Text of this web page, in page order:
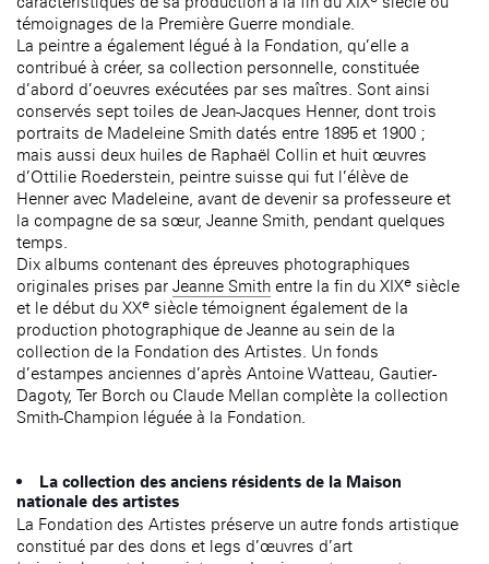
témoignages de la Première Guerre mondiale.
La peintre a également légué à la Fondation, qu’elle a
contribué à créer, sa collection personnelle, constituée
d’abord d’oeuvres exécutées par ses maîtres. Sont ainsi
conservés sept toiles de Jean-Jacques Henner, dont trois
portraits de Madeleine Smith datés entre 1895 et 1900 ;
mais aussi deux huiles de Raphaël Collin et huit œuvres
d’Ottilie Roederstein, peintre suisse qui fut l’élève de
Henner avec Madeleine, avant de devenir sa professeure et
la compagne de sa sœur, Jeanne Smith, pendant quelques
temps.
Dix albums contenant des épreuves photographiques
originales prises par Jeanne Smith entre la fin du XIXe siècle
et le début du XXe siècle témoignent également de la
production photographique de Jeanne au sein de la
collection de la Fondation des Artistes. Un fonds
d’estampes anciennes d’après Antoine Watteau, Gautier-
Dagoty, Ter Borch ou Claude Mellan complète la collection
Smith-Champion léguée à la Fondation.
La collection des anciens résidents de la Maison
nationale des artistes
La Fondation des Artistes préserve un autre fonds artistique
constitué par des dons et legs d’œuvres d’art